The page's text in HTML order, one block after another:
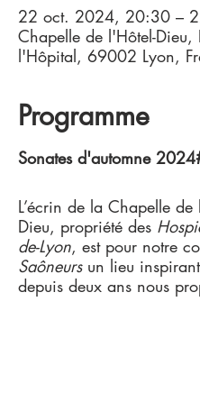
22 oct. 2024, 20:30 –
Chapelle de l'Hôtel-Dieu,
l'Hôpital, 69002 Lyon,
Programme
Sonates d'automne
L’écrin de la Chapelle de
Dieu, propriété des
de-Lyon, est pour notre
Saôneursun lieu
depuis deux ans nous